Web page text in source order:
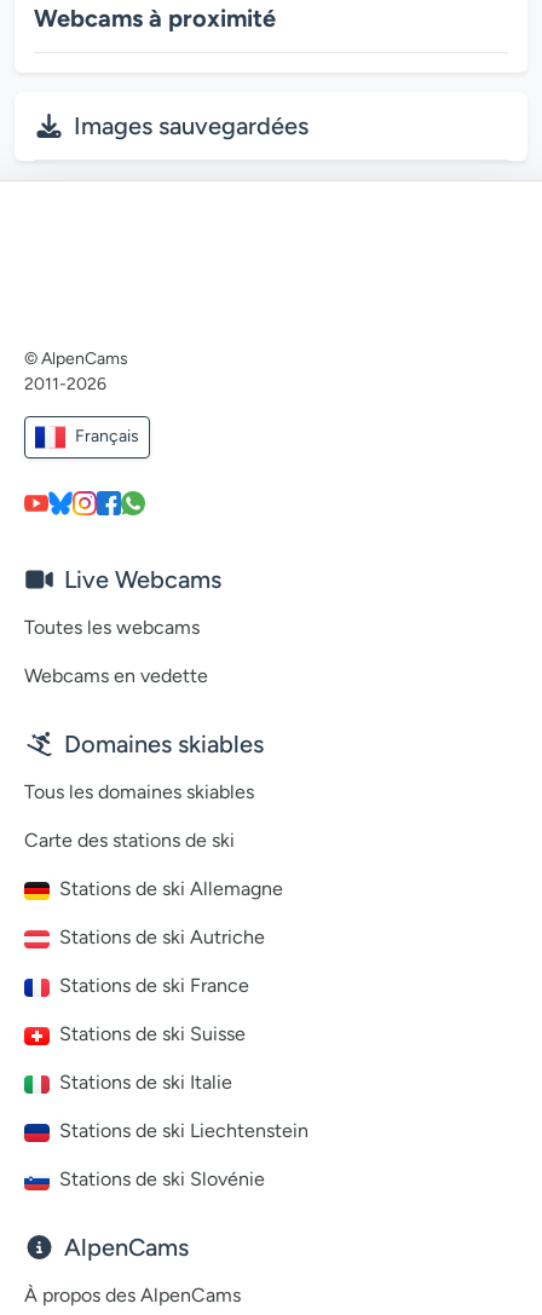
Webcams à proximité
Images sauvegardées
© AlpenCams
2011-2026
Français
Live Webcams
Toutes les webcams
Webcams en vedette
Domaines skiables
Tous les domaines skiables
Carte des stations de ski
Stations de ski Allemagne
Stations de ski Autriche
Stations de ski France
Stations de ski Suisse
Stations de ski Italie
Stations de ski Liechtenstein
Stations de ski Slovénie
AlpenCams
À propos des AlpenCams